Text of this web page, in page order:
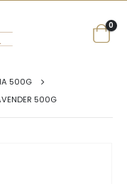
0
500G
500G